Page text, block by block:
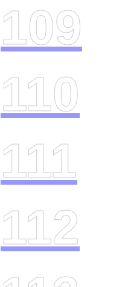
109
110
111
112